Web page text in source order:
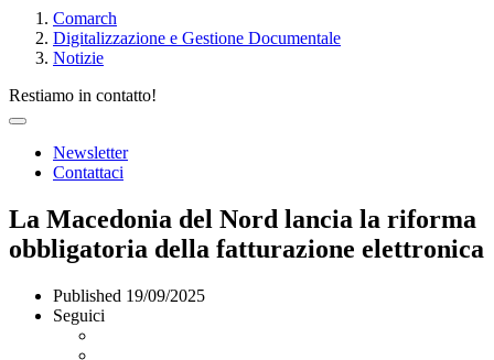
Comarch
Digitalizzazione e Gestione Documentale
Notizie
Restiamo in contatto!
Newsletter
Contattaci
La Macedonia del Nord lancia la riforma
obbligatoria della fatturazione elettronica
Published 19/09/2025
Seguici